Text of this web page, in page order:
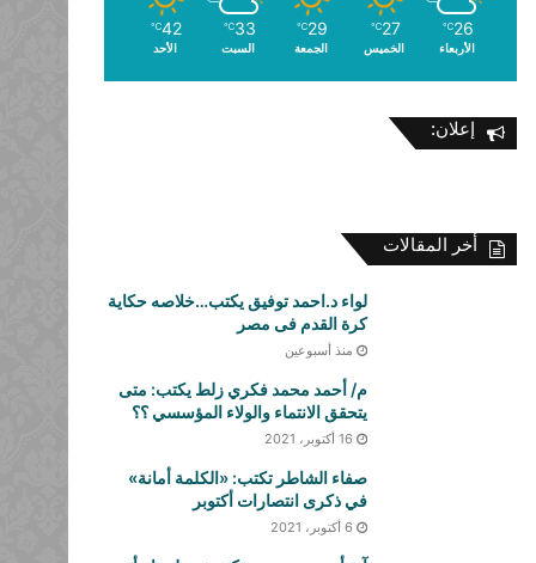
26
℃
الأربعاء
27
℃
الخميس
29
℃
الجمعة
33
℃
السبت
42
℃
الأحد
إعلان:
أخر المقالات
لواء د.احمد توفيق يكتب…خلاصه حكاية
كرة القدم فى مصر
منذ أسبوعين
م/ أحمد محمد فكري زلط يكتب: متى
يتحقق الانتماء والولاء المؤسسي ؟؟
16 أكتوبر، 2021
صفاء الشاطر تكتب: «الكلمة أمانة»
في ذكرى انتصارات أكتوبر
6 أكتوبر، 2021